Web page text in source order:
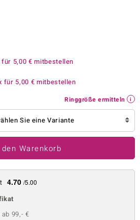
für 5,00 € mitbestellen
für 5,00 € mitbestellen
Ringgröße ermitteln
Sie eine Variante
Warenkorb
4.70 /5.00
99,- €